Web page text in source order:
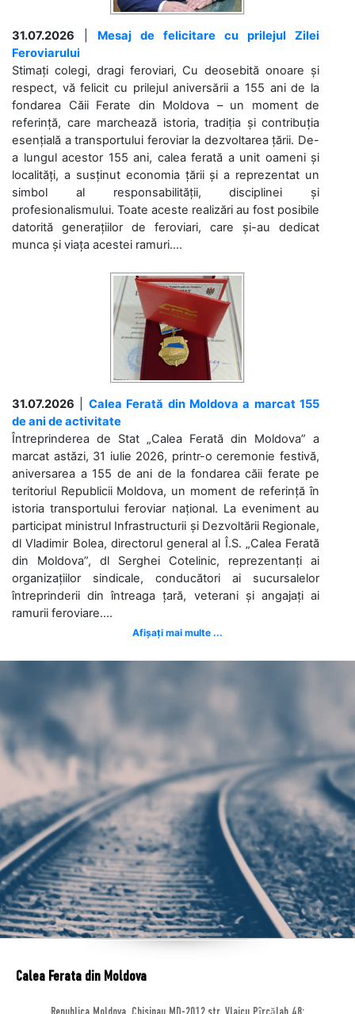
31.07.2026
Mesaj de felicitare cu prilejul Zilei
Feroviarului
Stimați colegi, dragi feroviari, Cu deosebită onoare și
respect, vă felicit cu prilejul aniversării a 155 ani de la
fondarea Căii Ferate din Moldova – un moment de
referință, care marchează istoria, tradiția și contribuția
esențială a transportului feroviar la dezvoltarea țării. De-
a lungul acestor 155 ani, calea ferată a unit oameni și
localități, a susținut economia țării și a reprezentat un
simbol al responsabilității, disciplinei și
profesionalismului. Toate aceste realizări au fost posibile
datorită generațiilor de feroviari, care și-au dedicat
munca și viața acestei ramuri....
31.07.2026
Calea Ferată din Moldova a marcat 155
de ani de activitate
Întreprinderea de Stat „Calea Ferată din Moldova” a
marcat astăzi, 31 iulie 2026, printr-o ceremonie festivă,
aniversarea a 155 de ani de la fondarea căii ferate pe
teritoriul Republicii Moldova, un moment de referință în
istoria transportului feroviar național. La eveniment au
participat ministrul Infrastructurii și Dezvoltării Regionale,
dl Vladimir Bolea, directorul general al Î.S. „Calea Ferată
din Moldova”, dl Serghei Cotelinic, reprezentanți ai
organizațiilor sindicale, conducători ai sucursalelor
întreprinderii din întreaga țară, veterani și angajați ai
ramurii feroviare....
Afișați mai multe ...
Calea Ferata din Moldova